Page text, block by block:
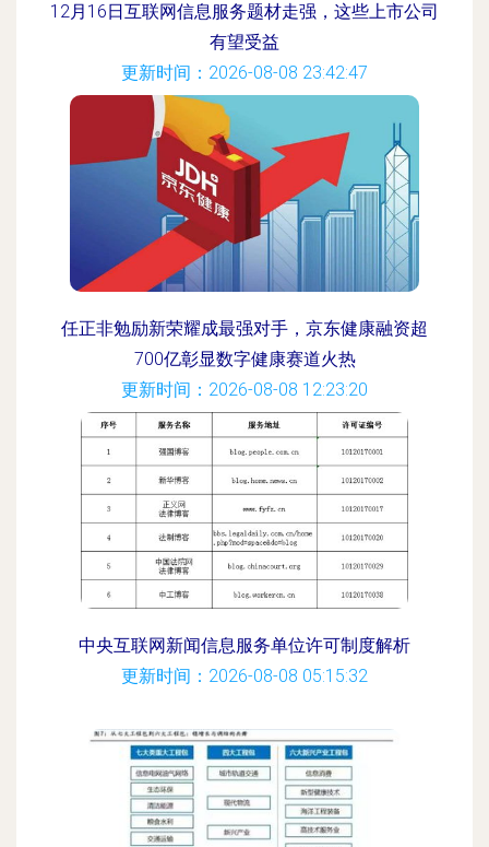
12月16日互联网信息服务题材走强，这些上市公司
有望受益
更新时间：2026-08-08 23:42:47
任正非勉励新荣耀成最强对手，京东健康融资超
700亿彰显数字健康赛道火热
更新时间：2026-08-08 12:23:20
中央互联网新闻信息服务单位许可制度解析
更新时间：2026-08-08 05:15:32